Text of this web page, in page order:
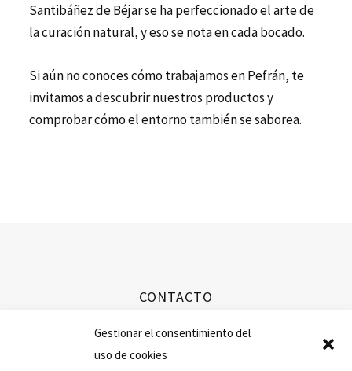
Gestionar el consentimiento del
uso de cookies
Santibáñez de Béjar se ha perfeccionado el arte de
la curación natural, y eso se nota en cada bocado.
Si aún no conoces cómo trabajamos en Pefrán, te
invitamos a descubrirnuestros productosy
comprobar cómo el entorno también se saborea.
CONTACTO
info@ibericospefran.com
+34 923 594 351